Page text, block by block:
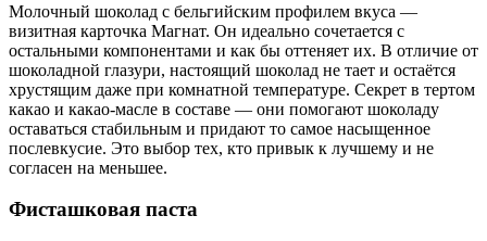
Молочный шоколад с бельгийским профилем вкуса —
визитная карточка Магнат. Он идеально сочетается с
остальными компонентами и как бы оттеняет их. В отличие от
шоколадной глазури, настоящий шоколад не тает и остаётся
хрустящим даже при комнатной температуре. Секрет в тертом
какао и какао-масле в составе — они помогают шоколаду
оставаться стабильным и придают то самое насыщенное
послевкусие. Это выбор тех, кто привык к лучшему и не
согласен на меньшее.
Фисташковая паста